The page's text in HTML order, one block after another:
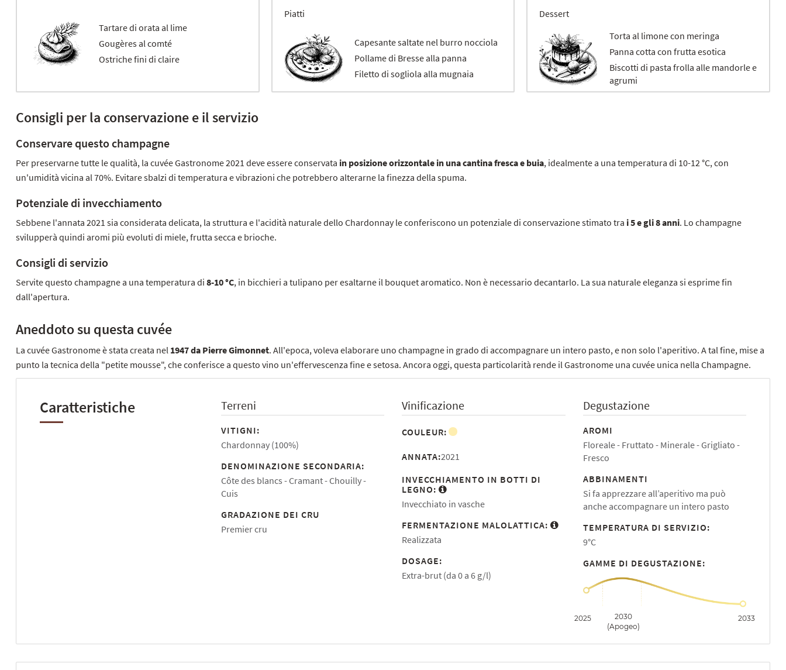
Tartare di orata al lime
Gougères al comté
Ostriche fini di claire
Piatti
Capesante saltate nel burro nocciola
Pollame di Bresse alla panna
Filetto di sogliola alla mugnaia
Dessert
Torta al limone con meringa
Panna cotta con frutta esotica
Biscotti di pasta frolla alle mandorle e
agrumi
Consigli per la conservazione e il servizio
Conservare questo champagne
Per preservarne tutte le qualità, la cuvée Gastronome 2021 deve essere conservata in posizione orizzontale in una cantina fresca e buia, idealmente a una temperatura di 10-12 °C, con
un'umidità vicina al 70%. Evitare sbalzi di temperatura e vibrazioni che potrebbero alterarne la finezza della spuma.
Potenziale di invecchiamento
Sebbene l'annata 2021 sia considerata delicata, la struttura e l'acidità naturale dello Chardonnay le conferiscono un potenziale di conservazione stimato tra i 5 e gli 8 anni. Lo champagne
svilupperà quindi aromi più evoluti di miele, frutta secca e brioche.
Consigli di servizio
Servite questo champagne a una temperatura di 8-10 °C, in bicchieri a tulipano per esaltarne il bouquet aromatico. Non è necessario decantarlo. La sua naturale eleganza si esprime fin
dall'apertura.
Aneddoto su questa cuvée
La cuvée Gastronome è stata creata nel 1947 da Pierre Gimonnet. All'epoca, voleva elaborare uno champagne in grado di accompagnare un intero pasto, e non solo l'aperitivo. A tal fine, mise a
punto la tecnica della "petite mousse", che conferisce a questo vino un'effervescenza fine e setosa. Ancora oggi, questa particolarità rende il Gastronome una cuvée unica nella Champagne.
Caratteristiche Terreni
VITIGNI:
Chardonnay (100%)
DENOMINAZIONE SECONDARIA:
Côte des blancs
Cramant
Chouilly
Cuis
GRADAZIONE DEI CRU
Premier cru
Vinificazione
COULEUR:
ANNATA:2021
INVECCHIAMENTO IN BOTTI DI
LEGNO:
Invecchiato in vasche
FERMENTAZIONE MALOLATTICA:
Realizzata
DOSAGE:
Extra-brut (da 0 a 6 g/l)
Degustazione
AROMI
Floreale
Fruttato Minerale
Grigliato
Fresco
ABBINAMENTI
Si fa apprezzare all’aperitivo ma può
anche accompagnare un intero pasto
TEMPERATURA DI SERVIZIO:
9°C
GAMME DI DEGUSTAZIONE:
2025
2030
(Apogeo)
2033